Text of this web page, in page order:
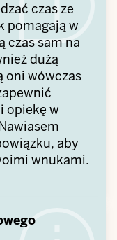
czas ze
pomagają w
czas sam na
dużą
oni wówczas
opiekę w
aby
wnukami.